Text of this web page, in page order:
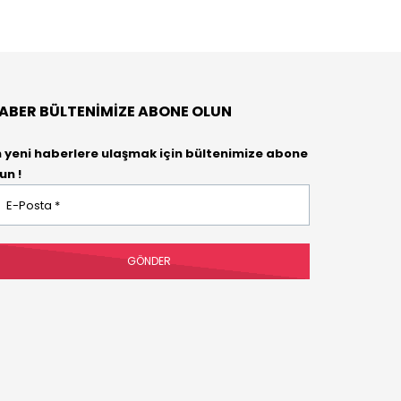
BÜLTENIMIZE ABONE OLUN
yeni haberlere ulaşmak için bültenimize abone
!